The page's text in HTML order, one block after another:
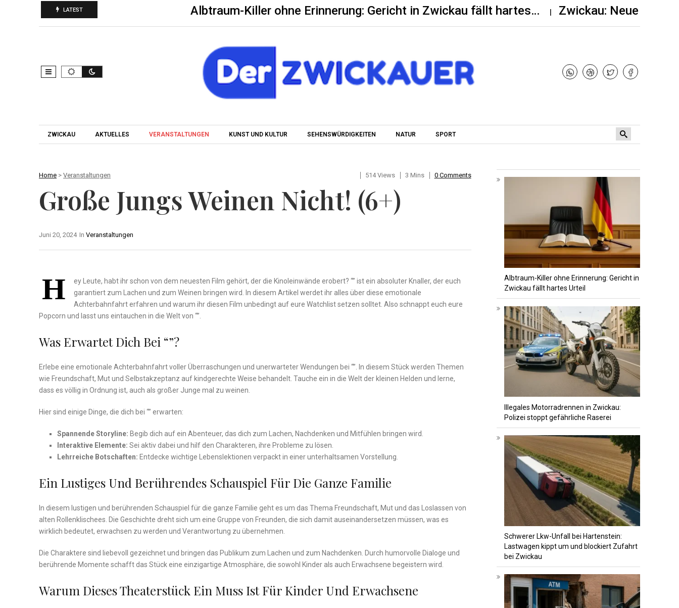
LATEST Albtraum-Killer ohne Erinnerung: Gericht in Zwickau fällt hartes… Zwickau: Neue
Skip to content
ZWICKAU AKTUELLES VERANSTALTUNGEN KUNST UND KULTUR SEHENSWÜRDIGKEITEN NATUR SPORT
Home > Veranstaltungen 514 Views 3 Mins 0 Comments
Große Jungs Weinen Nicht! (6+)
In Veranstaltungen
Juni 20, 2024
H
ey ‌Leute, habt ihr schon​ von dem neuesten Film gehört, ‍der die ⁢Kinoleinwände erobert? “” ist‍ ein absoluter Knaller, der euch
garantiert zum Lachen ⁤und zum Weinen‌ bringen wird. In⁢ diesem Artikel⁤ werdet ‍ihr ⁤alles‍ über ⁢diese emotionale
Achterbahnfahrt erfahren und warum ihr diesen Film unbedingt ⁢auf eure Watchlist setzen solltet. Also schnappt euch eure
Popcorn und lasst uns eintauchen ‍in die ⁣Welt von “”.
Was Erwartet Dich Bei “”?
Erlebe eine emotionale Achterbahnfahrt ​voller Überraschungen und unerwarteter Wendungen bei‍ “”. In diesem Stück werden Themen
wie​ Freundschaft, Mut und Selbstakzeptanz auf kindgerechte Weise‌ behandelt. Tauche ein in ⁤die Welt der kleinen Helden⁢ und ⁢lerne,
dass es völlig ‌in Ordnung ist, auch als großer Junge mal zu ‍weinen.
Hier sind einige Dinge, die dich bei “” erwarten:
Spannende Storyline: Begib⁣ dich auf ein Abenteuer, das dich zum Lachen, Nachdenken und Mitfühlen bringen⁤ wird.
Interaktive Elemente: Sei ‍aktiv dabei ​und hilf den Charakteren, ihre Probleme zu​ lösen.
Lehrreiche Botschaften: Entdecke wichtige Lebenslektionen verpackt in einer ⁢unterhaltsamen⁤ Vorstellung.
Ein Lustiges Und Berührendes Schauspiel Für Die Ganze Familie
In diesem lustigen und‌ berührenden‍ Schauspiel⁣ für die ganze Familie geht es um das Thema Freundschaft, ‍Mut und⁢ das⁣ Loslassen ​von
⁢alten Rollenklischees. ​Die Geschichte dreht sich um⁤ eine⁣ Gruppe⁣ von Freunden,​ die sich damit auseinandersetzen müssen, was es
wirklich bedeutet, erwachsen⁢ zu werden und Verantwortung zu übernehmen.
Die Charaktere sind ‌liebevoll gezeichnet und bringen das Publikum zum ⁢Lachen und zum Nachdenken. Durch humorvolle Dialoge und
berührende Momente schafft das Stück eine einzigartige Atmosphäre, die sowohl Kinder‍ als auch Erwachsene begeistern wird.
Warum Dieses Theaterstück Ein Muss Ist Für Kinder Und Erwachsene
Albtraum-Killer ohne Erinnerung: Gericht in
Zwickau fällt hartes Urteil
Illegales Motorradrennen in Zwickau:
Polizei stoppt gefährliche Raserei
Schwerer Lkw-Unfall bei Hartenstein:
Lastwagen kippt um und blockiert Zufahrt
bei Zwickau